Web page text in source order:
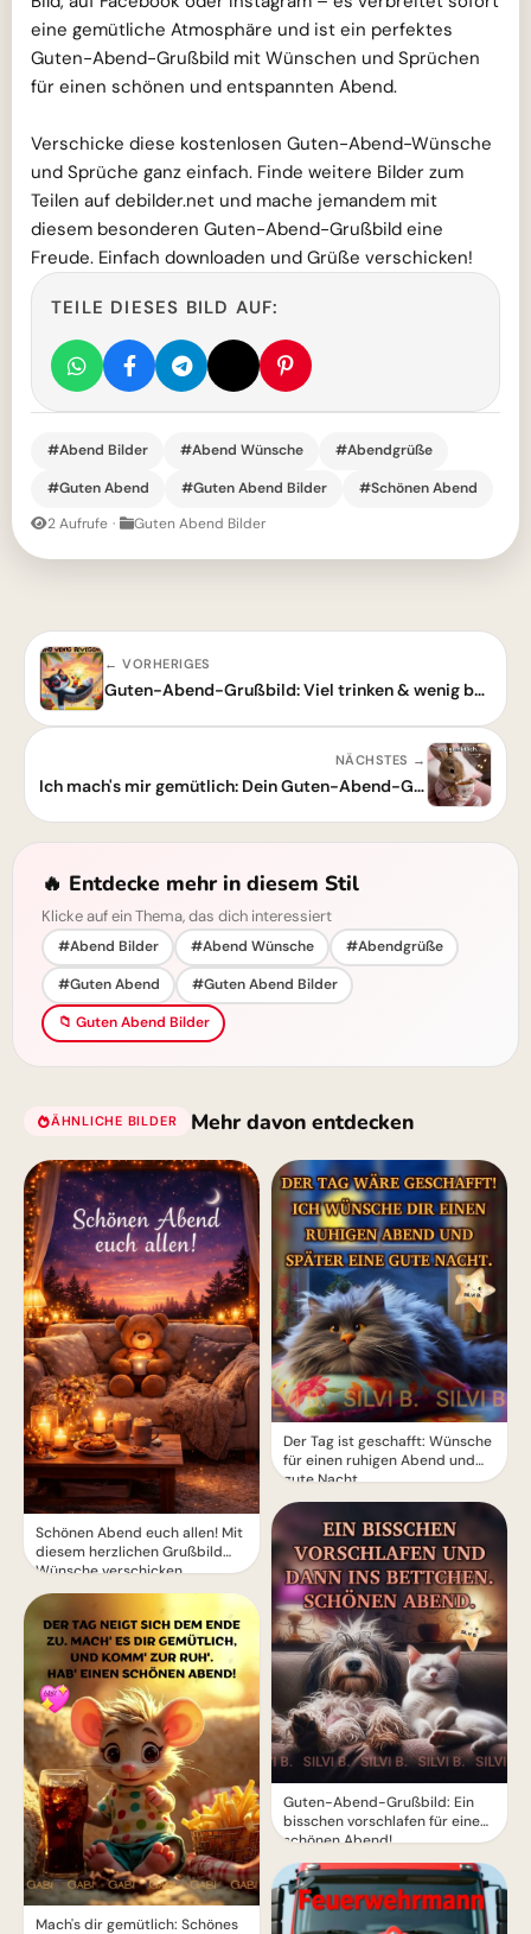
eine gemütliche Atmosphäre und ist ein perfektes
Guten-Abend-Grußbild mit Wünschen und Sprüchen
für einen schönen und entspannten Abend.
Verschicke diese kostenlosen Guten-Abend-Wünsche
und Sprüche ganz einfach. Finde weitere Bilder zum
Teilen auf debilder.net und mache jemandem mit
diesem besonderen Guten-Abend-Grußbild eine
Freude. Einfach downloaden und Grüße verschicken!
TEILE DIESES BILD AUF:
#Abend Bilder #Abend Wünsche
#Abendgrüße
#Guten Abend
#Guten Abend Bilder
#Schönen Abend
2 Aufrufe · Guten Abend Bilder
← VORHERIGES
Guten-Abend-Grußbild: Viel trinken & wenig bewegen für einen schönen Abend!
NÄCHSTES →
Ich mach's mir gemütlich: Dein Guten-Abend-Grußbild für einen entspannten Abend!
🔥 Entdecke mehr in diesem Stil
Klicke auf ein Thema, das dich interessiert
#Abend Bilder #Abend Wünsche
#Abendgrüße
#Guten Abend
#Guten Abend Bilder
📁 Guten Abend Bilder
ÄHNLICHE BILDER Mehr davon entdecken
Schönen Abend euch allen! Mit
diesem herzlichen Grußbild
Wünsche verschicken
Mach's dir gemütlich: Schönes
Der Tag ist geschafft: Wünsche
für einen ruhigen Abend und
gute Nacht.
Guten-Abend-Grußbild: Ein
bisschen vorschlafen für einen
schönen Abend!